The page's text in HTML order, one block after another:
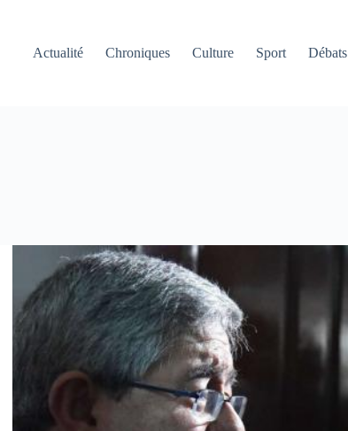
Actualité
Chroniques Culture Sport Débats